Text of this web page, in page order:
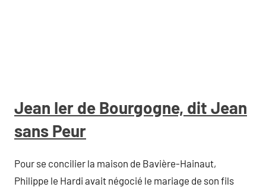
Jean Ier de Bourgogne, dit Jean
sans Peur
Pour se concilier la maison de Bavière-Hainaut,
Philippe le Hardi avait négocié le mariage de son fils